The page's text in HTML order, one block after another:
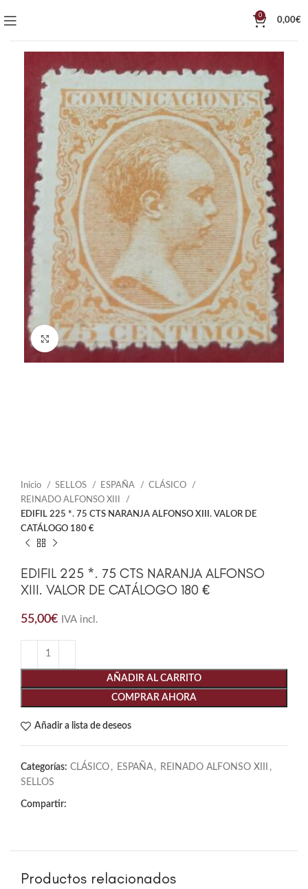
0
0,00€
Click to enlarge
Inicio SELLOS ESPAÑA
CLÁSICO
REINADO ALFONSO XIII
EDIFIL 225 *. 75 CTS NARANJA ALFONSO XIII. VALOR DE
CATÁLOGO 180 €
EDIFIL 225 *. 75 CTS NARANJA ALFONSO
XIII. VALOR DE CATÁLOGO 180 €
55,00€ IVA incl.
AÑADIR AL CARRITO
COMPRAR AHORA
Añadir a lista de deseos
Categorías: CLÁSICO , ESPAÑA , REINADO ALFONSO XIII
,
SELLOS
Compartir:
Productos relacionados